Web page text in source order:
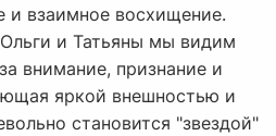
и взаимное восхищение.
и Татьяны мы видим
внимание, признание и
яркой внешностью и
становится "звездой"